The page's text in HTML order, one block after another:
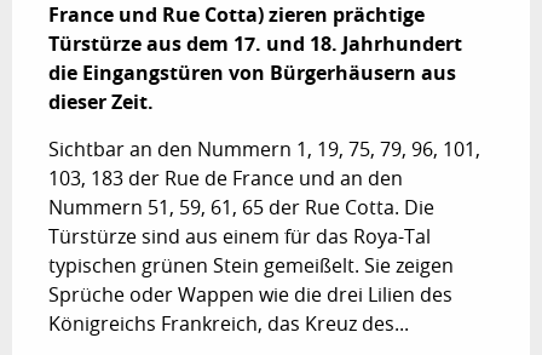
France und Rue Cotta) zieren prächtige
Türstürze aus dem 17. und 18. Jahrhundert
die Eingangstüren von Bürgerhäusern aus
dieser Zeit.
Sichtbar an den Nummern 1, 19, 75, 79, 96, 101,
103, 183 der Rue de France und an den
Nummern 51, 59, 61, 65 der Rue Cotta. Die
Türstürze sind aus einem für das Roya-Tal
typischen grünen Stein gemeißelt. Sie zeigen
Sprüche oder Wappen wie die drei Lilien des
Königreichs Frankreich, das Kreuz des...